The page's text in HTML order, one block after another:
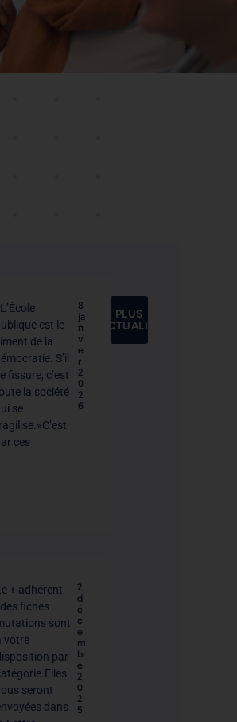
est le
de la
S’il
fissure, c’est
la société
se
ces
8
ja
n
vi
e
r
2
0
2
6
+ adhérent
fiches
sont
votre
par
seront
dans
2
d
é
c
e
m
br
e
2
0
2
5
PLUS
D'ACTUALITÉS